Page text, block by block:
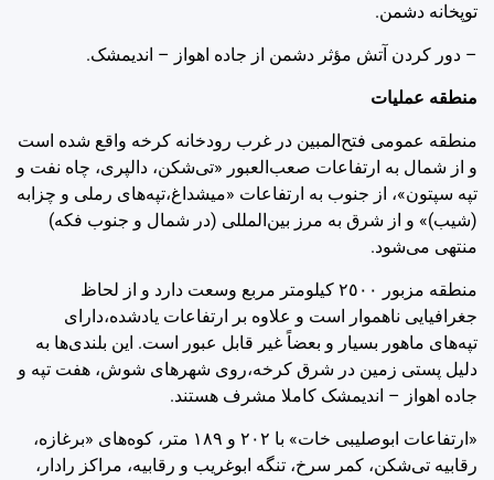
توپخانه دشمن.
– دور کردن آتش مؤثر دشمن از جاده اهواز – اندیمشک.
منطقه عملیات
منطقه عمومی فتح‌المبین در غرب رودخانه کرخه واقع شده است
و از شمال به ارتفاعات صعب‌العبور «تی‌شکن، دالپری، چاه نفت و
تپه سپتون»، از جنوب به ارتفاعات «میشداغ،تپه‌های رملی و چزابه
(شیب)» و از شرق به مرز بین‌المللی (در شمال و جنوب فکه)
منتهی می‌شود.
منطقه مزبور ‌٢٥٠٠ کیلومتر مربع وسعت دارد و از لحاظ
جغرافیایی ناهموار است و علاوه بر ارتفاعات یادشده،دارای
تپه‌های ماهور بسیار و بعضاً غیر قابل عبور است. این بلندی‌ها به
دلیل پستی زمین در شرق کرخه،روی شهرهای شوش، هفت تپه و
جاده اهواز – اندیمشک کاملا مشرف هستند.
«ارتفاعات ابوصلیبی خات» با ‌٢٠٢ و ‌١٨٩ متر، کوه‌های «برغازه،
رقابیه تی‌شکن، کمر سرخ، تنگه ابوغریب و رقابیه، مراکز رادار،